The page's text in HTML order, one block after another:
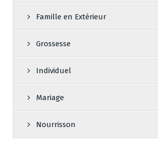
Famille en Extérieur
Grossesse
Individuel
Mariage
Nourrisson